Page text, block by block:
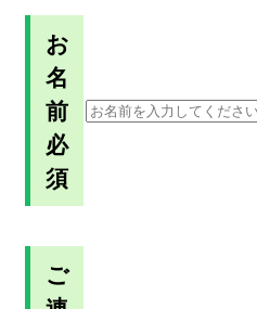
お
名
前
必
須
ご